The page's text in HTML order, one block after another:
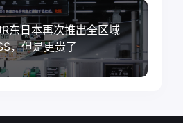
东日本再次推出全区域
，但是更贵了